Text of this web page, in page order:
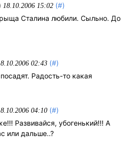
18.10.2006 15:02 (#)
Сталина любили. Сыльно. До
02:43 (#)
Радость-то какая
04:10 (#)
Развивайся, убогенький!!! А
или дальше..?